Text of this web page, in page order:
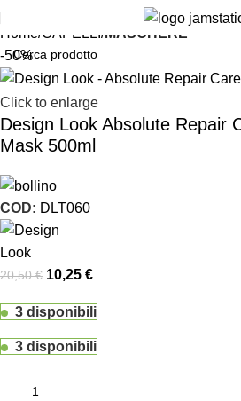
Home CAPELLI MASCHERE
-50%
Click to enlarge
Design Look Absolute Repair
Mask 500ml
COD: DLT060
20,50€ 10,25 €
3 disponibili
3 disponibili